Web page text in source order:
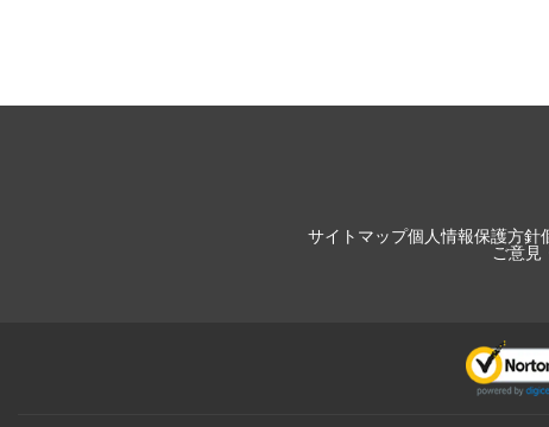
サイトマップ個人情報保護方針
ご意見